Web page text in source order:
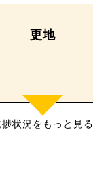
更地
捗状況をもっと見る